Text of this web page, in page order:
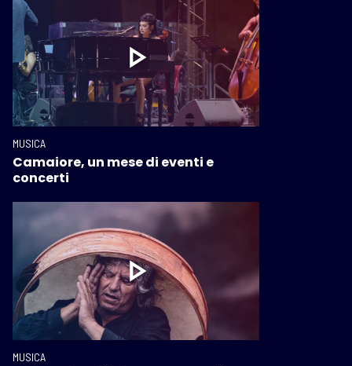
MUSICA
Camaiore, un mese di eventi e
concerti
MUSICA